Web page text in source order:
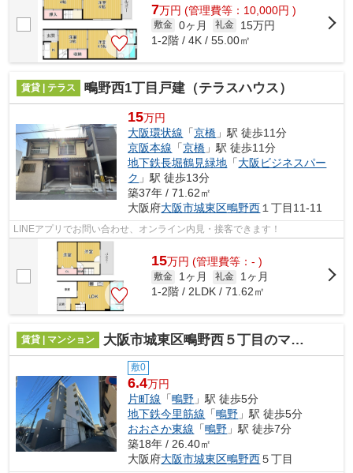
7万円 (管理費等：10,000円 )
敷金 0ヶ月 礼金
15万円
1-2階 / 4K / 55.00㎡
賃貸 | テラス 鴫野西1丁目戸建（テラスハウス）
15万円
大阪環状線 「京橋 」駅 徒歩11分
京阪本線 「京橋 」駅 徒歩11分
地下鉄長堀鶴見緑地 「大阪ビジネスパー
ク 」駅 徒歩13分
築37年 / 71.62㎡
大阪府大阪市城東区鴫野西 １丁目11-11
LINEアプリでお問い合わせ、オンライン内見・接客できます！
15万円 (管理費等：- )
敷金 1ヶ月 礼金
1ヶ月
1-2階 / 2LDK / 71.62㎡
賃貸 | マンション 大阪市城東区鴫野西５丁目のマンション
敷0
6.4万円
片町線 「鴫野 」駅 徒歩5分
地下鉄今里筋線 「鴫野 」駅 徒歩5分
おおさか東線 「鴫野 」駅 徒歩7分
築18年 / 26.40㎡
大阪府大阪市城東区鴫野西５丁目